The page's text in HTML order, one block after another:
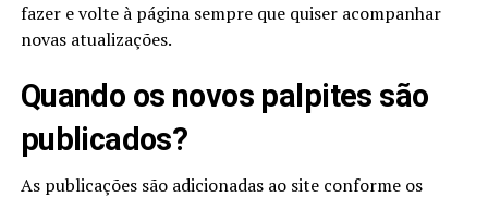
fazer e volte à página sempre que quiser acompanhar
novas atualizações.
Quando os novos palpites são
publicados?
As publicações são adicionadas ao site conforme os